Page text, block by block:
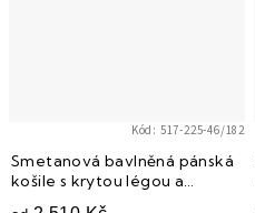
Smetanová bavlněná pánská
košile s krytou légou a
dlouhými rukávy na manž.
Kód: 517-225-46/182